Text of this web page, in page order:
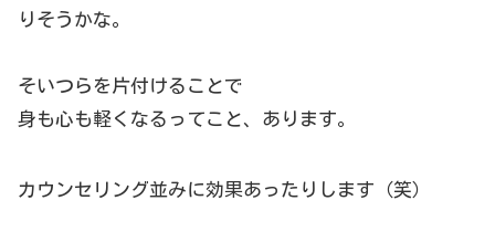
りそうかな。
そいつらを片付けることで
身も心も軽くなるってこと、あります。
カウンセリング並みに効果あったりします（笑）